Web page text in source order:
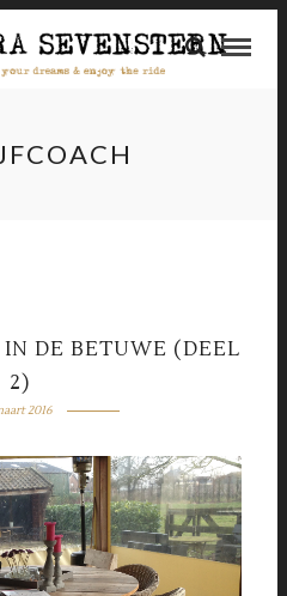
IN DE BETUWE (DEEL
2)
2016